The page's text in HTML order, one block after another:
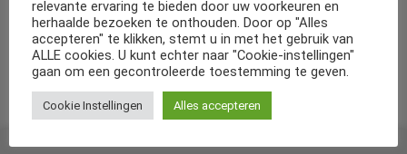
Saint-Georges. Sportieve vakantiegangers vinden in de
omgeving een uitdagend fietsgebied en voor wandelaars zijn
er rond Limoux 40 gemarkeerde wandelroutes. Op de rivier
de Aude zijn er verder mogelijkheden om te kanoën en te
raften. Op 22 km is er bij Chalabre een mooi recreatiemeer.
relevante ervaring te bieden door uw voorkeuren en
herhaalde bezoeken te onthouden. Door op "Alles
accepteren" te klikken, stemt u in met het gebruik van
ALLE cookies. U kunt echter naar "Cookie-instellingen"
gaan om een gecontroleerde toestemming te geven.
Cookie Instellingen Alles accepteren